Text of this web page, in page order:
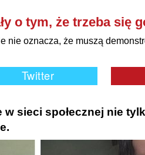
o tym, że trzeba się
nie oznacza, że muszą
sieci społecznej nie